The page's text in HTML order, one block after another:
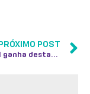
POST
Defesa Civil ganha destaque em reunião temática da construção do plano de governo do PSB Niterói